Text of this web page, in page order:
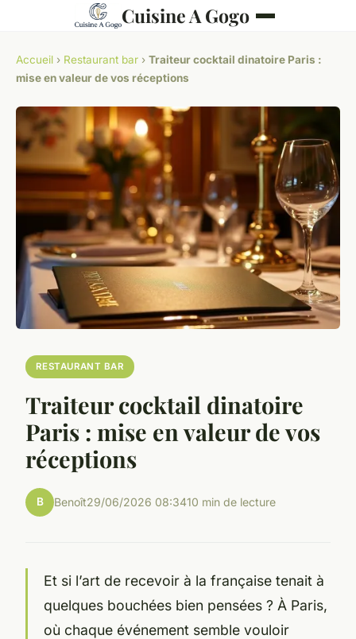
Cuisine A Gogo
Accueil › Restaurant bar › Traiteur cocktail dinatoire Paris :
mise en valeur de vos réceptions
RESTAURANT BAR
Traiteur cocktail dinatoire
Paris : mise en valeur de vos
réceptions
B Benoît29/06/2026 08:3410 min de lecture
Et si l’art de recevoir à la française tenait à
quelques bouchées bien pensées ? À Paris,
où chaque événement semble vouloir